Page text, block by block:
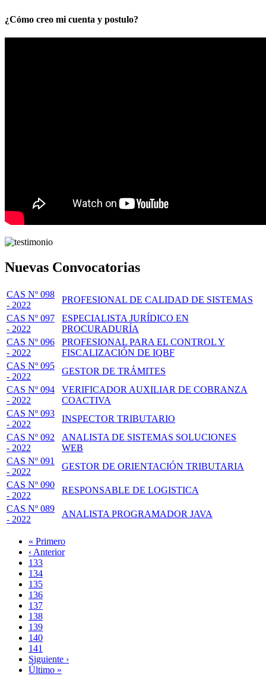
¿Cómo creo mi cuenta y postulo?
Nuevas Convocatorias
CAS Nº 098
- 2022
PROFESIONAL DE CALIDAD DE SISTEMAS
CAS Nº 097
- 2022
ESPECIALISTA JURÍDICO EN
PROCURADURÍA
CAS Nº 096
- 2022
PROFESIONAL PARA EL CONTROL Y
FISCALIZACIÓN DE IQBF
CAS Nº 095
- 2022
GESTOR DE TRÁMITES
CAS Nº 094
- 2022
VERIFICADOR AUXILIAR DE COBRANZA
COACTIVA
CAS Nº 093
- 2022
INSPECTOR TRIBUTARIO
CAS Nº 092
- 2022
ANALISTA DE SISTEMAS SOLUCIONES
WEB
CAS Nº 091
- 2022
GESTOR DE ORIENTACIÓN TRIBUTARIA
CAS Nº 090
- 2022
RESPONSABLE DE LOGISTICA
CAS Nº 089
- 2022
ANALISTA PROGRAMADOR JAVA
Paginación
Primera
página
« Primero
Página
anterior
‹ Anterior
Page
133
Page
134
Page
135
Page
136
Página
actual
137
Page
138
Page
139
Page
140
Page
141
Siguiente
página
Siguiente ›
Última
Último »